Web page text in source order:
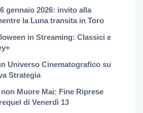
gennaio 2026: invito alla
la Luna transita in Toro
in Streaming: Classici e
Universo Cinematografico su
Strategia
Muore Mai: Fine Riprese
di Venerdì 13